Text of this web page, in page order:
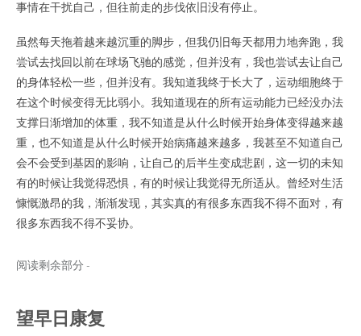
事情在干扰自己，但往前走的步伐依旧没有停止。
虽然每天拖着越来越沉重的脚步，但我仍旧每天都用力地奔跑，我
尝试去找回以前在球场飞驰的感觉，但并没有，我也尝试去让自己
的身体轻松一些，但并没有。我知道我终于长大了，运动细胞终于
在这个时候变得无比弱小。我知道现在的所有运动能力已经没办法
支撑日渐增加的体重，我不知道是从什么时候开始身体变得越来越
重，也不知道是从什么时候开始病痛越来越多，我甚至不知道自己
会不会受到基因的影响，让自己的后半生变成悲剧，这一切的未知
有的时候让我觉得恐惧，有的时候让我觉得无所适从。曾经对生活
慷慨激昂的我，渐渐发现，其实真的有很多东西我不得不面对，有
很多东西我不得不妥协。
阅读剩余部分 -
望早日康复